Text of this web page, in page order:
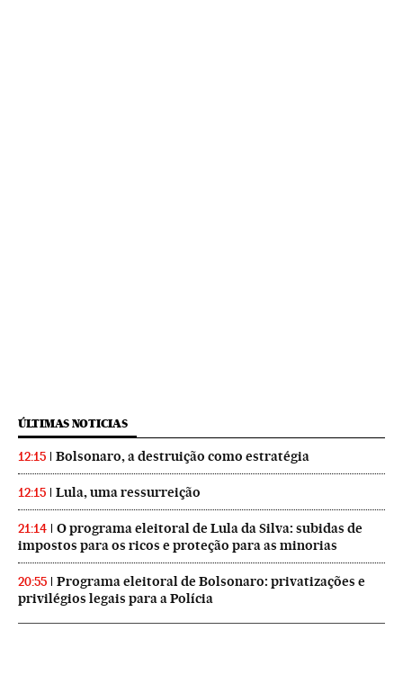
ÚLTIMAS NOTICIAS
12:15 Bolsonaro, a destruição como estratégia
12:15 Lula, uma ressurreição
21:14
O programa eleitoral de Lula da Silva: subidas de
impostos para os ricos e proteção para as minorias
20:55
Programa eleitoral de Bolsonaro: privatizações e
privilégios legais para a Polícia